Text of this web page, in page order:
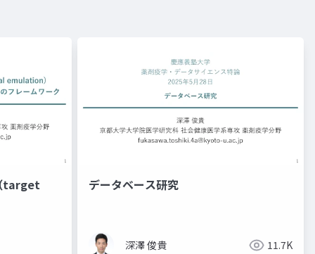
target
データベース研究
深澤 俊貴 11.7K